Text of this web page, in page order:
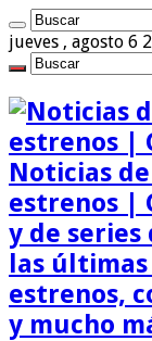
jueves , agosto 6
Noticias
estrenos |
y de
las
estrenos,
y mucho